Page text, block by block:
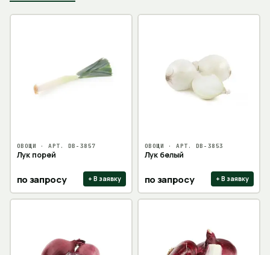
ОВОЩИ · АРТ. DB-3857
Лук порей
по запросу + В заявку
ОВОЩИ · АРТ. DB-3853
Лук белый
по запросу + В заявку